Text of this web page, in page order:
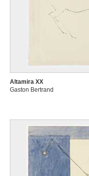
Altamira XX
Gaston Bertrand